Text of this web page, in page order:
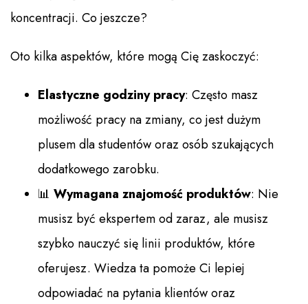
koncentracji. Co jeszcze?
Oto kilka aspektów, które mogą Cię zaskoczyć:
Elastyczne godziny pracy: Często masz
możliwość pracy na zmiany, co jest dużym
plusem dla studentów oraz osób szukających
dodatkowego zarobku.
📊 Wymagana znajomość produktów: Nie
musisz być ekspertem od zaraz, ale musisz
szybko nauczyć się linii produktów, które
oferujesz. Wiedza ta pomoże Ci lepiej
odpowiadać na pytania klientów oraz